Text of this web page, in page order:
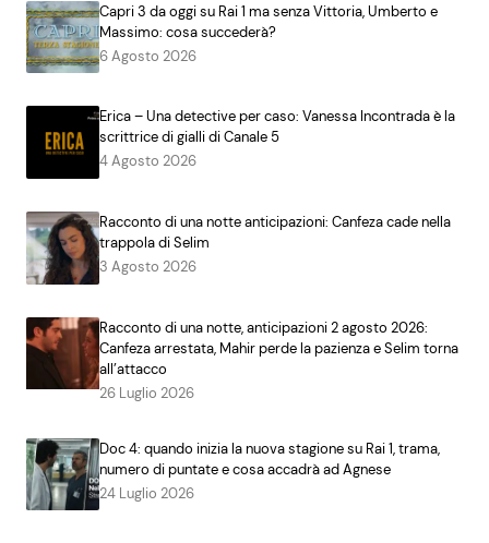
Capri 3 da oggi su Rai 1 ma senza Vittoria, Umberto e
Massimo: cosa succederà?
6 Agosto 2026
Erica – Una detective per caso: Vanessa Incontrada è la
scrittrice di gialli di Canale 5
4 Agosto 2026
Racconto di una notte anticipazioni: Canfeza cade nella
trappola di Selim
3 Agosto 2026
Racconto di una notte, anticipazioni 2 agosto 2026:
Canfeza arrestata, Mahir perde la pazienza e Selim torna
all’attacco
26 Luglio 2026
Doc 4: quando inizia la nuova stagione su Rai 1, trama,
numero di puntate e cosa accadrà ad Agnese
24 Luglio 2026